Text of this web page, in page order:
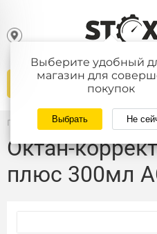
Выберите удобный
магазин для
покупок
Выбрать Не
Главная / Каталог
Октан-
плюс 300мл